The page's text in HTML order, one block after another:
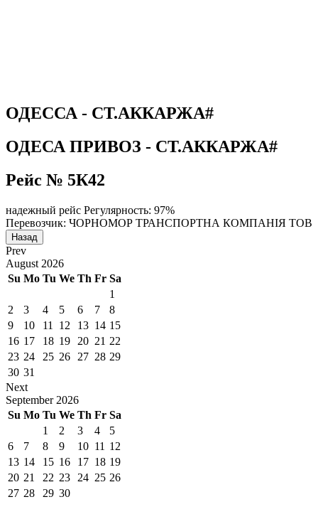
ОДЕССА - СТ.АККАРЖА#
ОДЕСА ПРИВОЗ - СТ.АККАРЖА#
Рейс № 5К42
надежный рейс Регулярность: 97%
Перевозчик: ЧОРНОМОР ТРАНСПОРТНА КОМПАНІЯ ТОВ
Назад
Prev
August 2026
Su Mo Tu We Th Fr Sa
1
2
3 4 5 6 7
8
9
10 11 12 13 14 15
16 17 18 19 20 21 22
23 24 25 26 27 28 29
30 31
Next
September 2026
Su Mo Tu We Th Fr Sa
1
2 3 4
5
6
7 8 9 10 11 12
13 14 15 16 17 18 19
20 21 22 23 24 25 26
27 28 29 30